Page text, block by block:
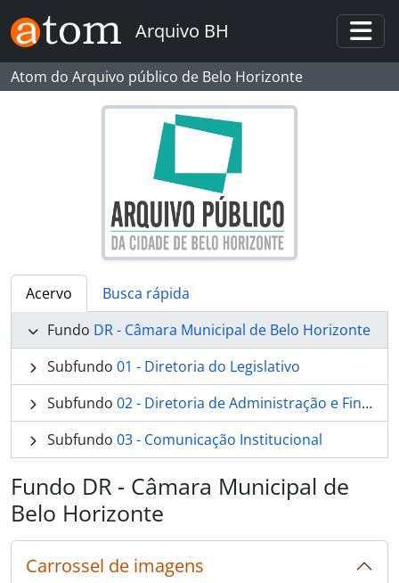
Skip to main content
Arquivo BH
Atom do Arquivo público de Belo Horizonte
Acervo
Busca rápida
Fundo DR - Câmara Municipal de Belo Horizonte
Subfundo 01 - Diretoria do Legislativo
Subfundo 02 - Diretoria de Administração e Finanças
Subfundo 03 - Comunicação Institucional
Fundo DR - Câmara Municipal de
Belo Horizonte
Carrossel de imagens